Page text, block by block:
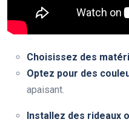
Choisissez des
Optez pour des
apaisant.
Installez des rideaux